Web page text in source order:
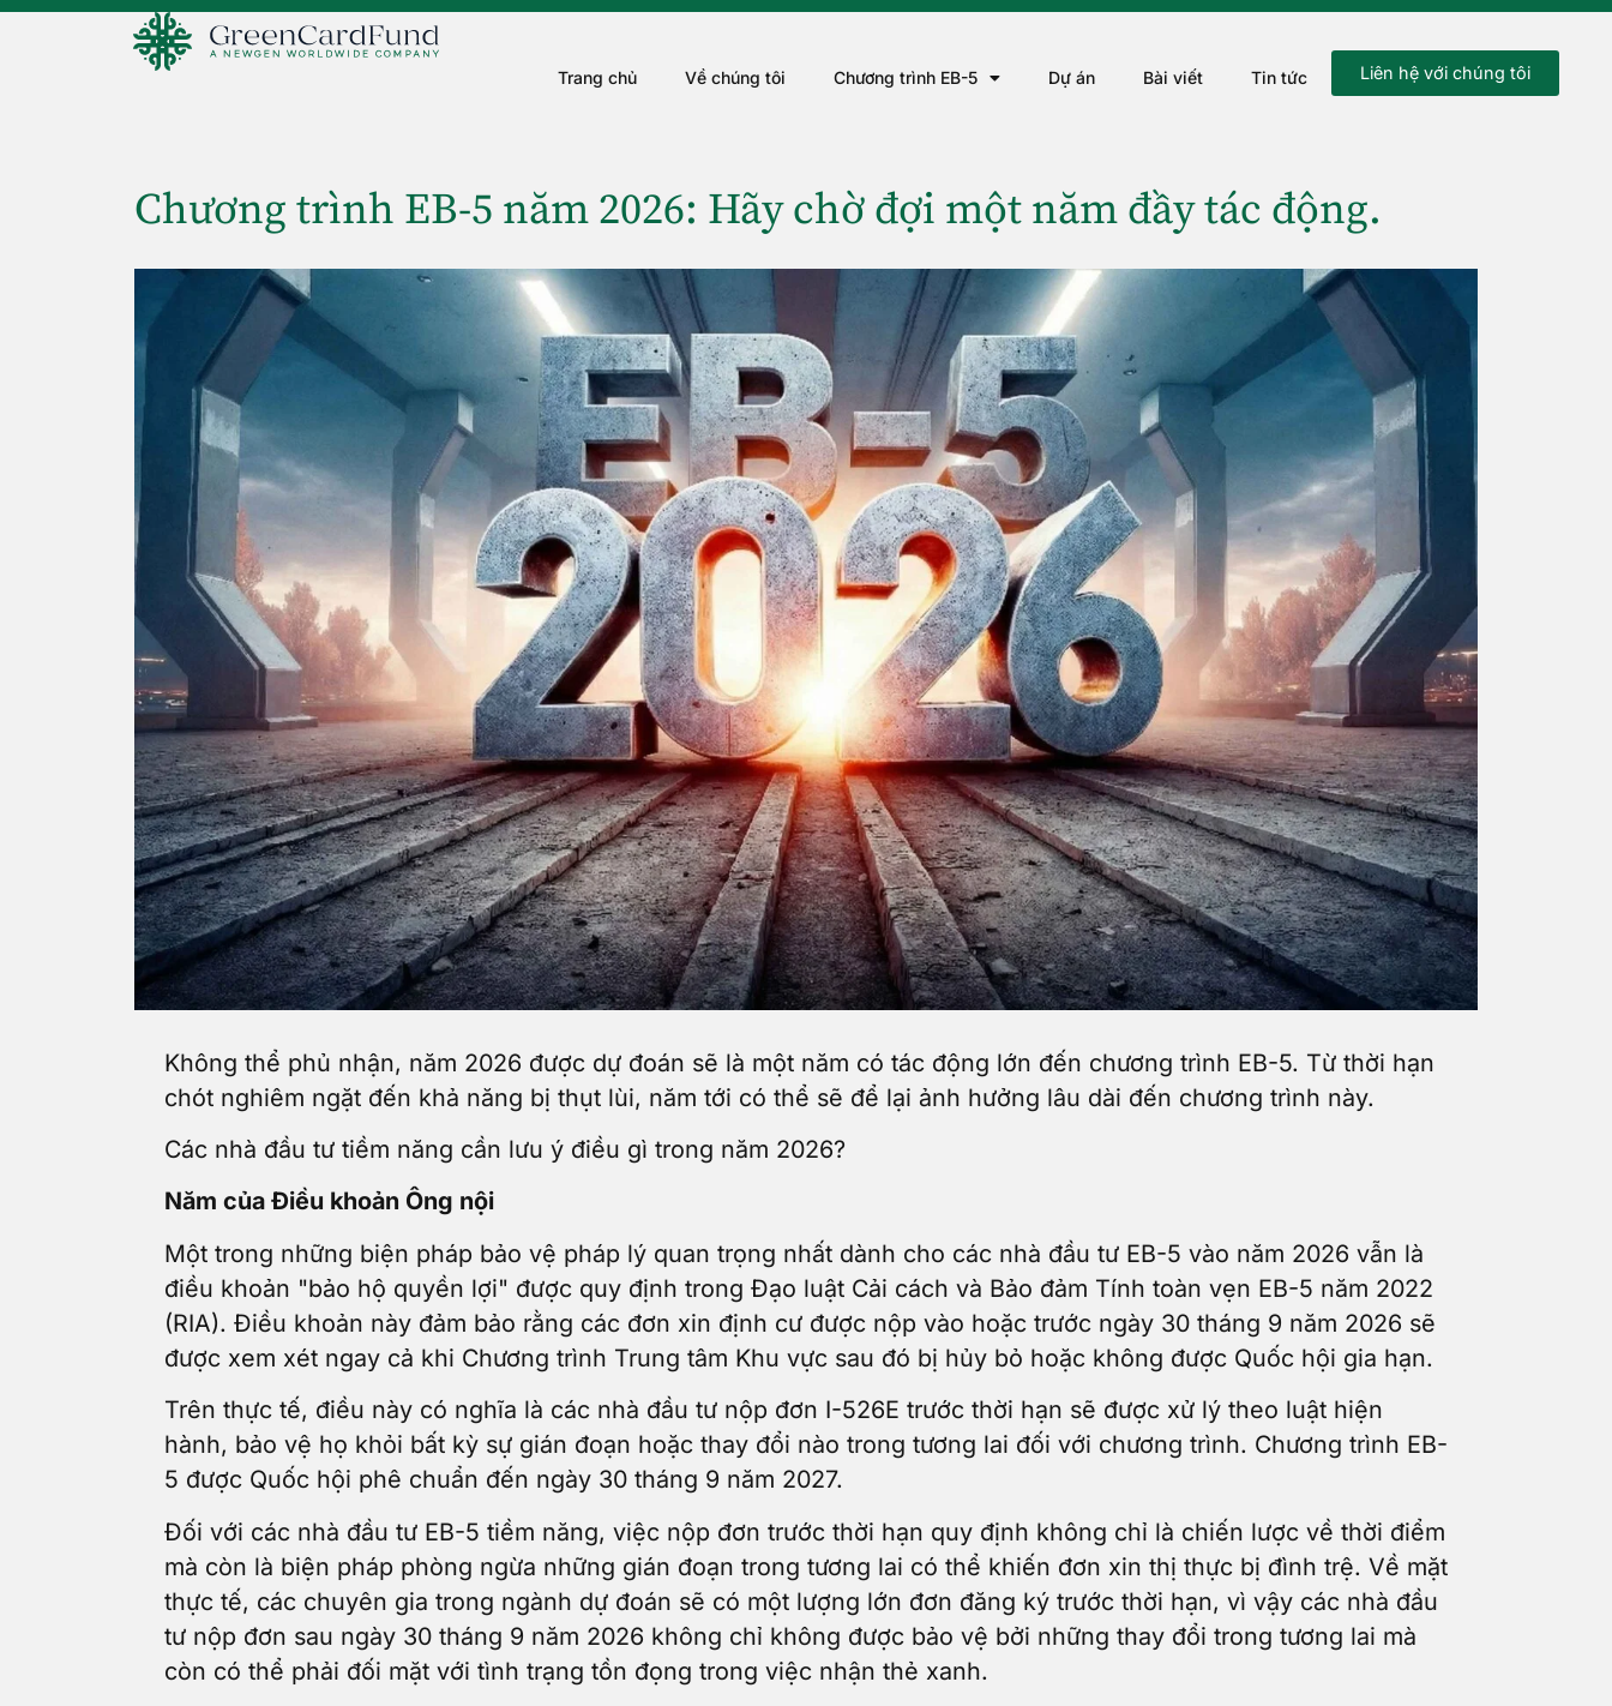
Trang chủ Về chúng tôi Chương trình EB-5 Dự án Bài viết Tin tức Liên hệ với chúng tôi
Chương trình EB-5 năm 2026: Hãy chờ đợi một năm đầy tác động.
Không thể phủ nhận, năm 2026 được dự đoán sẽ là một năm có tác động lớn đến chương trình EB-5. Từ thời hạn
chót nghiêm ngặt đến khả năng bị thụt lùi, năm tới có thể sẽ để lại ảnh hưởng lâu dài đến chương trình này.
Các nhà đầu tư tiềm năng cần lưu ý điều gì trong năm 2026?
Năm của Điều khoản Ông nội
Một trong những biện pháp bảo vệ pháp lý quan trọng nhất dành cho các nhà đầu tư EB-5 vào năm 2026 vẫn là
điều khoản "bảo hộ quyền lợi" được quy định trong Đạo luật Cải cách và Bảo đảm Tính toàn vẹn EB-5 năm 2022
(RIA). Điều khoản này đảm bảo rằng các đơn xin định cư được nộp vào hoặc trước ngày 30 tháng 9 năm 2026 sẽ
được xem xét ngay cả khi Chương trình Trung tâm Khu vực sau đó bị hủy bỏ hoặc không được Quốc hội gia hạn.
Trên thực tế, điều này có nghĩa là các nhà đầu tư nộp đơn I-526E trước thời hạn sẽ được xử lý theo luật hiện
hành, bảo vệ họ khỏi bất kỳ sự gián đoạn hoặc thay đổi nào trong tương lai đối với chương trình. Chương trình EB-
5 được Quốc hội phê chuẩn đến ngày 30 tháng 9 năm 2027.
Đối với các nhà đầu tư EB-5 tiềm năng, việc nộp đơn trước thời hạn quy định không chỉ là chiến lược về thời điểm
mà còn là biện pháp phòng ngừa những gián đoạn trong tương lai có thể khiến đơn xin thị thực bị đình trệ. Về mặt
thực tế, các chuyên gia trong ngành dự đoán sẽ có một lượng lớn đơn đăng ký trước thời hạn, vì vậy các nhà đầu
tư nộp đơn sau ngày 30 tháng 9 năm 2026 không chỉ không được bảo vệ bởi những thay đổi trong tương lai mà
còn có thể phải đối mặt với tình trạng tồn đọng trong việc nhận thẻ xanh.